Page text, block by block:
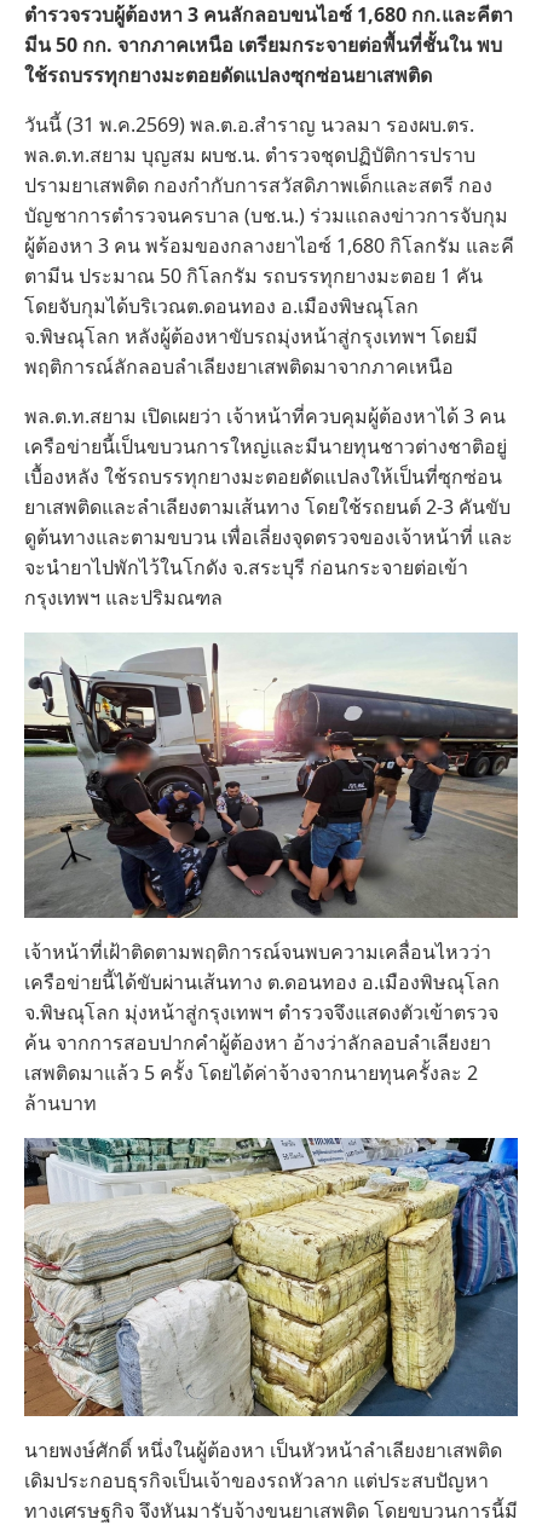
ตำรวจรวบผู้ต้องหา 3 คนลักลอบขนไอซ์ 1,680 กก.และคีตา
มีน 50 กก. จากภาคเหนือ เตรียมกระจายต่อพื้นที่ชั้นใน พบ
ใช้รถบรรทุกยางมะตอยดัดแปลงซุกซ่อนยาเสพติด
วันนี้ (31 พ.ค.2569) พล.ต.อ.สำราญ นวลมา รองผบ.ตร.
พล.ต.ท.สยาม บุญสม ผบช.น. ตำรวจชุดปฏิบัติการปราบ
ปรามยาเสพติด กองกำกับการสวัสดิภาพเด็กและสตรี กอง
บัญชาการตำรวจนครบาล (บช.น.) ร่วมแถลงข่าวการจับกุม
ผู้ต้องหา 3 คน พร้อมของกลางยาไอซ์ 1,680 กิโลกรัม และคี
ตามีน ประมาณ 50 กิโลกรัม รถบรรทุกยางมะตอย 1 คัน
โดยจับกุมได้บริเวณต.ดอนทอง อ.เมืองพิษณุโลก
จ.พิษณุโลก หลังผู้ต้องหาขับรถมุ่งหน้าสู่กรุงเทพฯ โดยมี
พฤติการณ์ลักลอบลำเลียงยาเสพติดมาจากภาคเหนือ
พล.ต.ท.สยาม เปิดเผยว่า เจ้าหน้าที่ควบคุมผู้ต้องหาได้ 3 คน
เครือข่ายนี้เป็นขบวนการใหญ่และมีนายทุนชาวต่างชาติอยู่
เบื้องหลัง ใช้รถบรรทุกยางมะตอยดัดแปลงให้เป็นที่ซุกซ่อน
ยาเสพติดและลำเลียงตามเส้นทาง โดยใช้รถยนต์ 2-3 คันขับ
ดูต้นทางและตามขบวน เพื่อเลี่ยงจุดตรวจของเจ้าหน้าที่ และ
จะนำยาไปพักไว้ในโกดัง จ.สระบุรี ก่อนกระจายต่อเข้า
กรุงเทพฯ และปริมณฑล
เจ้าหน้าที่เฝ้าติดตามพฤติการณ์จนพบความเคลื่อนไหวว่า
เครือข่ายนี้ได้ขับผ่านเส้นทาง ต.ดอนทอง อ.เมืองพิษณุโลก
จ.พิษณุโลก มุ่งหน้าสู่กรุงเทพฯ ตำรวจจึงแสดงตัวเข้าตรวจ
ค้น จากการสอบปากคำผู้ต้องหา อ้างว่าลักลอบลำเลียงยา
เสพติดมาแล้ว 5 ครั้ง โดยได้ค่าจ้างจากนายทุนครั้งละ 2
ล้านบาท
นายพงษ์ศักดิ์ หนึ่งในผู้ต้องหา เป็นหัวหน้าลำเลียงยาเสพติด
เดิมประกอบธุรกิจเป็นเจ้าของรถหัวลาก แต่ประสบปัญหา
ทางเศรษฐกิจ จึงหันมารับจ้างขนยาเสพติด โดยขบวนการนี้มี